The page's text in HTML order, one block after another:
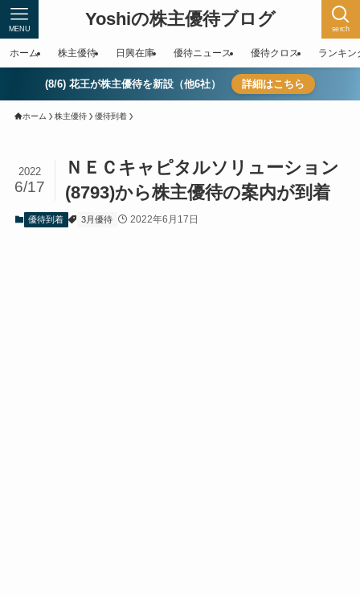
Yoshiの株主優待ブログ serch
MENU
ホーム 株主優待 日興在庫 優待ニュース 優待クロス ランキン
(8/6) 花王が株主優待を新設（他6社） 詳細はこちら
ホーム 株主優待 優待到着
ＮＥＣキャピタルソリューション
(8793)から株主優待の案内が到着
2022
6/17
優待到着 3月優待 2022年6月17日